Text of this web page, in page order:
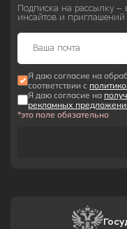
Подписка на рассылку —
инсайтов и приглашений
Я даю согласие на
соответствии с
Я даю согласие на
рекламных
*это поле обязательно